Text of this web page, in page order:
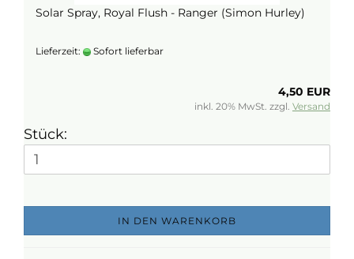
Solar Spray, Royal Flush - Ranger (Simon Hurley)
Lieferzeit: Sofort lieferbar
4,50 EUR
inkl. 20% MwSt. zzgl. Versand
Stück:
IN DEN WARENKORB